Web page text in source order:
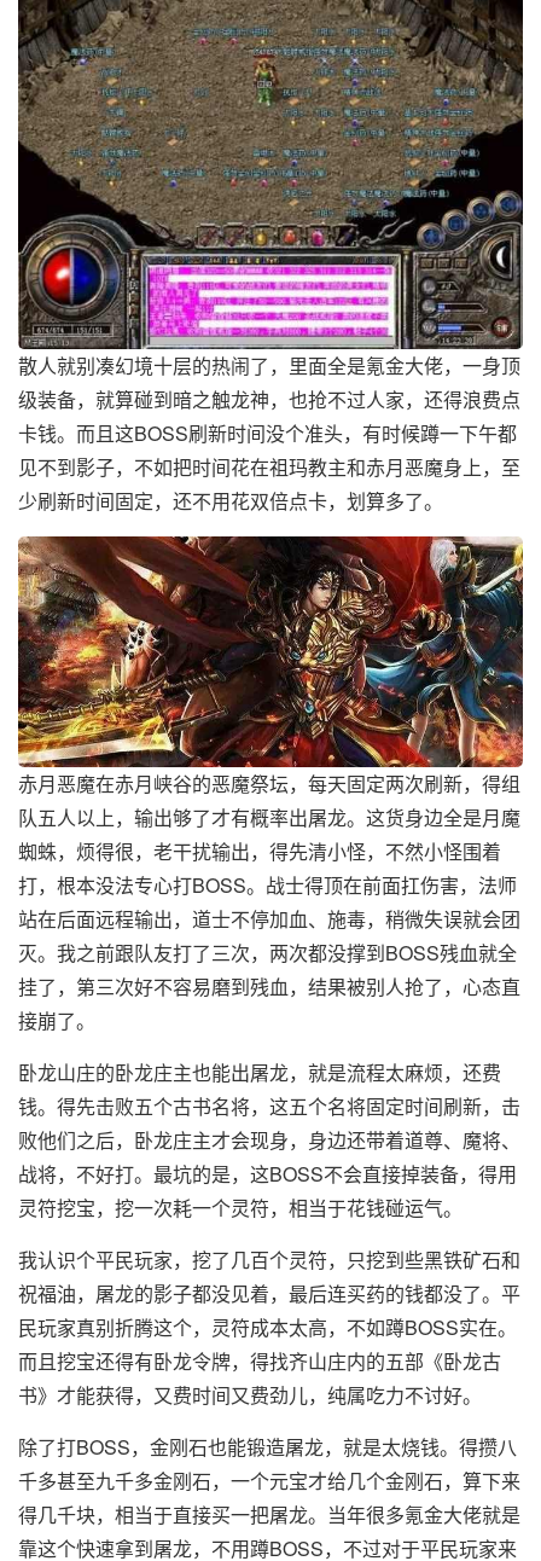
散人就别凑幻境十层的热闹了，里面全是氪金大佬，一身顶
级装备，就算碰到暗之触龙神，也抢不过人家，还得浪费点
卡钱。而且这BOSS刷新时间没个准头，有时候蹲一下午都
见不到影子，不如把时间花在祖玛教主和赤月恶魔身上，至
少刷新时间固定，还不用花双倍点卡，划算多了。
赤月恶魔在赤月峡谷的恶魔祭坛，每天固定两次刷新，得组
队五人以上，输出够了才有概率出屠龙。这货身边全是月魔
蜘蛛，烦得很，老干扰输出，得先清小怪，不然小怪围着
打，根本没法专心打BOSS。战士得顶在前面扛伤害，法师
站在后面远程输出，道士不停加血、施毒，稍微失误就会团
灭。我之前跟队友打了三次，两次都没撑到BOSS残血就全
挂了，第三次好不容易磨到残血，结果被别人抢了，心态直
接崩了。
卧龙山庄的卧龙庄主也能出屠龙，就是流程太麻烦，还费
钱。得先击败五个古书名将，这五个名将固定时间刷新，击
败他们之后，卧龙庄主才会现身，身边还带着道尊、魔将、
战将，不好打。最坑的是，这BOSS不会直接掉装备，得用
灵符挖宝，挖一次耗一个灵符，相当于花钱碰运气。
我认识个平民玩家，挖了几百个灵符，只挖到些黑铁矿石和
祝福油，屠龙的影子都没见着，最后连买药的钱都没了。平
民玩家真别折腾这个，灵符成本太高，不如蹲BOSS实在。
而且挖宝还得有卧龙令牌，得找齐山庄内的五部《卧龙古
书》才能获得，又费时间又费劲儿，纯属吃力不讨好。
除了打BOSS，金刚石也能锻造屠龙，就是太烧钱。得攒八
千多甚至九千多金刚石，一个元宝才给几个金刚石，算下来
得几千块，相当于直接买一把屠龙。当年很多氪金大佬就是
靠这个快速拿到屠龙，不用蹲BOSS，不过对于平民玩家来